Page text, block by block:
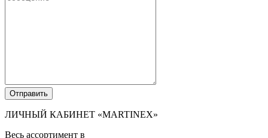
ЛИЧНЫЙ КАБИНЕТ «MARTINEX»
Весь ассортимент в